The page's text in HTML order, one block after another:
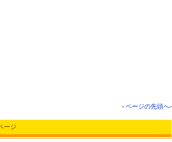
- ページの先頭へ-
ージ